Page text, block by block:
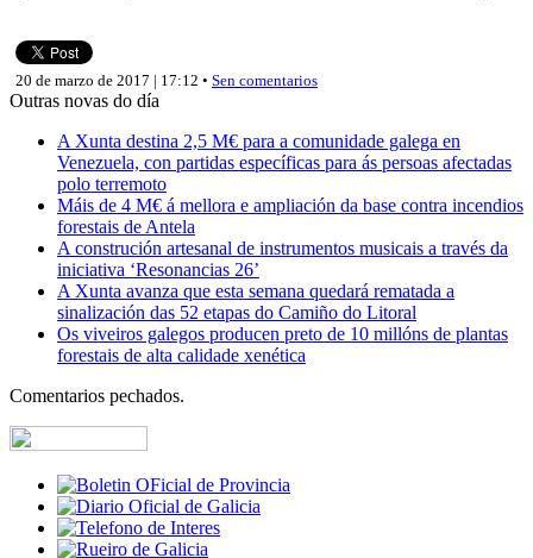
20 de marzo de 2017 | 17:12 • Sen comentarios
Outras novas do día
A Xunta destina 2,5 M€ para a comunidade galega en
Venezuela, con partidas específicas para ás persoas afectadas
polo terremoto
Máis de 4 M€ á mellora e ampliación da base contra incendios
forestais de Antela
A construción artesanal de instrumentos musicais a través da
iniciativa ‘Resonancias 26’
A Xunta avanza que esta semana quedará rematada a
sinalización das 52 etapas do Camiño do Litoral
Os viveiros galegos producen preto de 10 millóns de plantas
forestais de alta calidade xenética
Comentarios pechados.